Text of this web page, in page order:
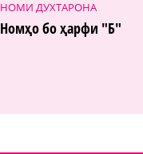
НОМИ ДУХТАРОНА
Номҳо бо ҳарфи "Б"